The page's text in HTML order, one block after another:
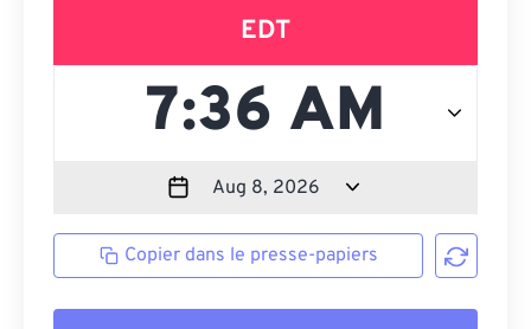
EDT
Copier dans le presse-papiers